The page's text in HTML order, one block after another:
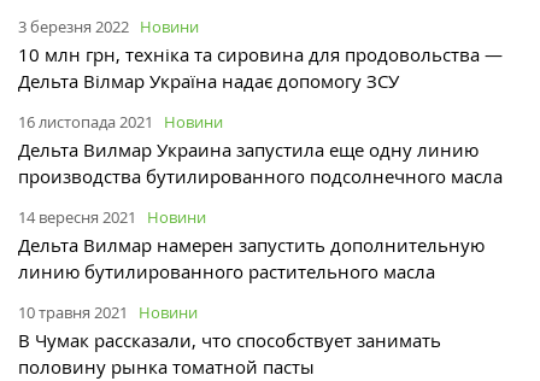
3 березня 2022 Новини
10 млн грн, техніка та сировина для продовольства —
Дельта Вілмар Україна надає допомогу ЗСУ
16 листопада 2021 Новини
Дельта Вилмар Украина запустила еще одну линию
производства бутилированного подсолнечного масла
14 вересня 2021 Новини
Дельта Вилмар намерен запустить дополнительную
линию бутилированного растительного масла
10 травня 2021 Новини
В Чумак рассказали, что способствует занимать
половину рынка томатной пасты